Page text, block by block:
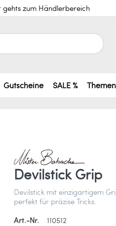
gehts zum Händlerbereich
Gutscheine SALE %
Devilstick Grip
Devilstick mit einzigartigem
perfekt für präzise Tricks.
Art.-Nr.
110512